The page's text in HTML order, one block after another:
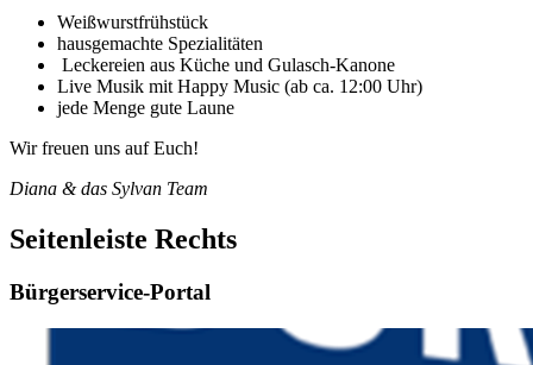
Weißwurstfrühstück
hausgemachte Spezialitäten
Leckereien aus Küche und Gulasch-Kanone
Live Musik mit Happy Music (ab ca. 12:00 Uhr)
jede Menge gute Laune
Wir freuen uns auf Euch!
Diana & das Sylvan Team
Seitenleiste Rechts
Bürgerservice-Portal